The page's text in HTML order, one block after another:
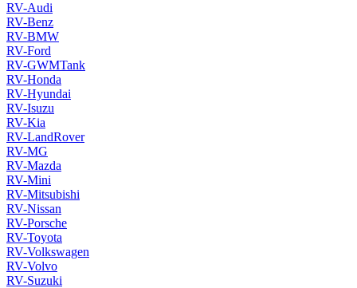
RV-Audi
RV-Benz
RV-BMW
RV-Ford
RV-GWMTank
RV-Honda
RV-Hyundai
RV-Isuzu
RV-Kia
RV-LandRover
RV-MG
RV-Mazda
RV-Mini
RV-Mitsubishi
RV-Nissan
RV-Porsche
RV-Toyota
RV-Volkswagen
RV-Volvo
RV-Suzuki